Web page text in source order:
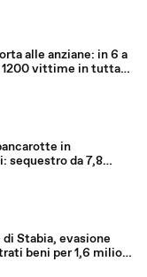
alle anziane: in 6 a
1200 vittime in tutta
in
sequestro da 7,8
Stabia, evasione
beni per 1,6 milioni
(29.07.26)